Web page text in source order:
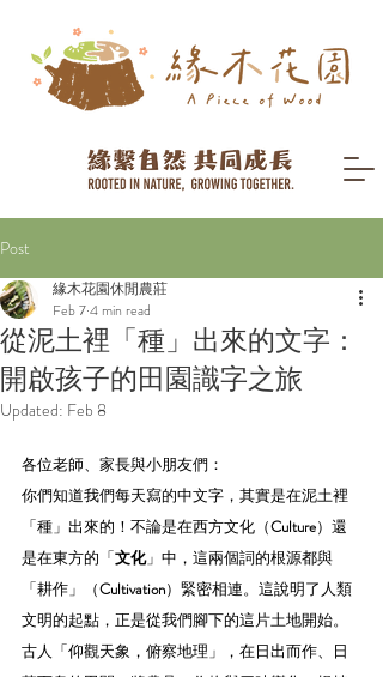
Post
從泥土裡「種」出來的文字：
開啟孩子的田園識字之旅
緣木花園休閒農莊
Feb 74 min read
Updated: Feb 8
各位老師、家長與小朋友們：
你們知道我們每天寫的中文字，其實是在泥土裡
「種」出來的！不論是在西方文化（Culture）還
是在東方的「文化」中，這兩個詞的根源都與
「耕作」（Cultivation）緊密相連。這說明了人類
文明的起點，正是從我們腳下的這片土地開始。
古人「仰觀天象，俯察地理」，在日出而作、日